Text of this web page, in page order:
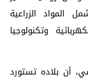
المواد الزراعية
وتكنولوجيا
أن بلاده تستورد